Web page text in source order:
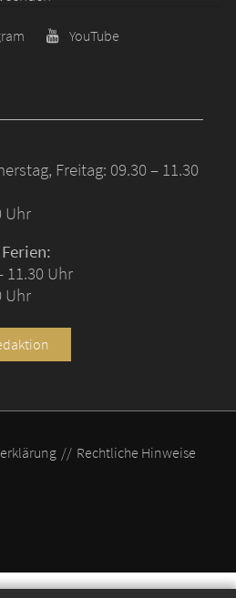
Freitag: 09.30 – 11.30
Uhr
11.30 Uhr
Uhr
YouTube
Rechtliche Hinweise